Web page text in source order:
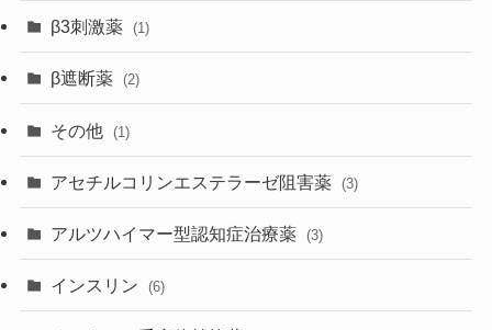
β3刺激薬 (1)
β遮断薬 (2)
その他 (1)
アセチルコリンエステラーゼ阻害薬 (3)
アルツハイマー型認知症治療薬 (3)
インスリン (6)